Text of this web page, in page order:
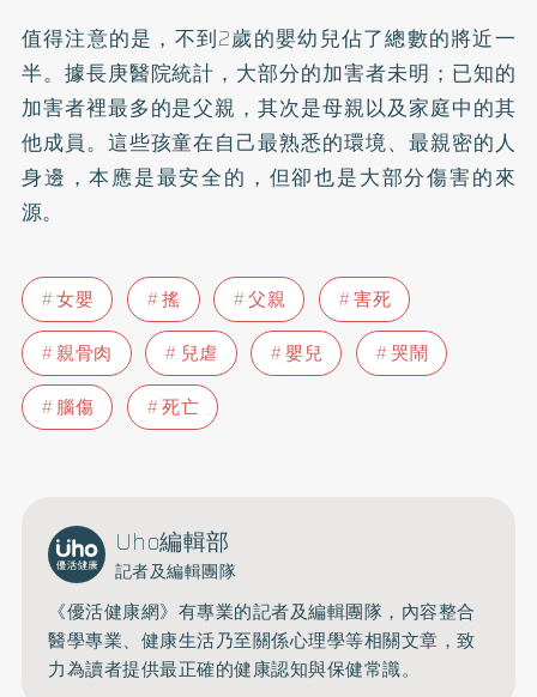
值得注意的是，不到2歲的嬰幼兒佔了總數的將近一
半。據長庚醫院統計，大部分的加害者未明；已知的
加害者裡最多的是父親，其次是母親以及家庭中的其
他成員。這些孩童在自己最熟悉的環境、最親密的人
身邊，本應是最安全的，但卻也是大部分傷害的來
源。
女嬰 搖 父親
害死
親骨肉
兒虐 嬰兒
哭鬧
腦傷
死亡
Uho編輯部
記者及編輯團隊
《優活健康網》有專業的記者及編輯團隊，內容整合
醫學專業、健康生活乃至關係心理學等相關文章，致
力為讀者提供最正確的健康認知與保健常識。